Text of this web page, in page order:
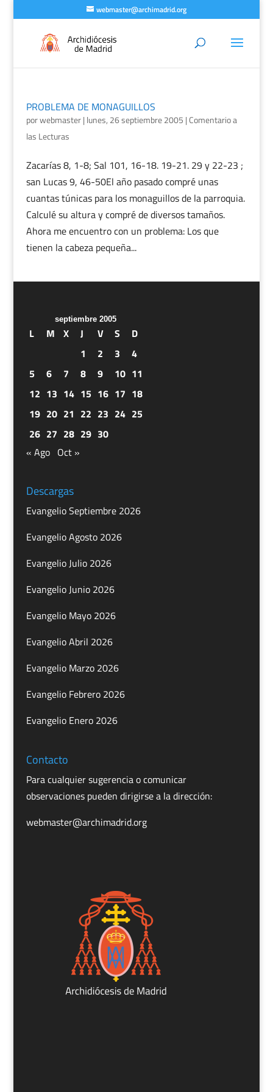
webmaster@archimadrid.org
PROBLEMA DE MONAGUILLOS
porwebmaster| lunes, 26 septiembre 2005 |Comentario a
las Lecturas
Zacarías 8, 1-8; Sal 101, 16-18. 19-21. 29 y 22-23 ;
san Lucas 9, 46-50El año pasado compré unas
cuantas túnicas para los monaguillos de la parroquia.
Calculé su altura y compré de diversos tamaños.
Ahora me encuentro con un problema: Los que
tienen la cabeza pequeña...
septiembre 2005
L M X J V S
D
1
2 3
4
5
6 7 8 9 10 11
12 13 14 15 16 17 18
19 20 21 22 23 24 25
26 27 28 29 30
« Ago Oct »
Descargas
Evangelio Septiembre 2026
Evangelio Agosto 2026
Evangelio Julio 2026
Evangelio Junio 2026
Evangelio Mayo 2026
Evangelio Abril 2026
Evangelio Marzo 2026
Evangelio Febrero 2026
Evangelio Enero 2026
Contacto
Para cualquier sugerencia o comunicar
observaciones pueden dirigirse a la dirección:
webmaster@archimadrid.org